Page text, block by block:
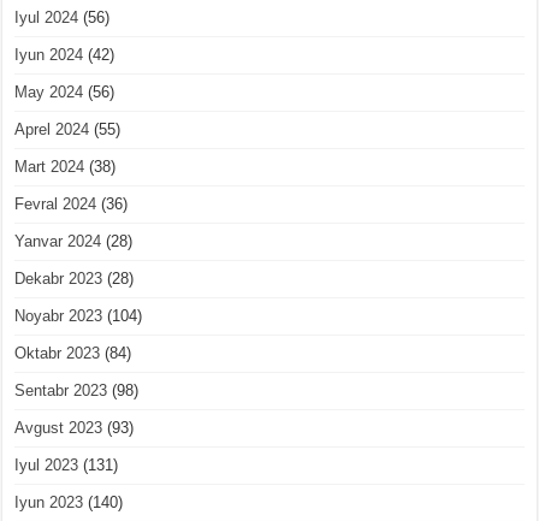
Iyul 2024 (56)
Iyun 2024 (42)
May 2024 (56)
Aprel 2024 (55)
Mart 2024 (38)
Fevral 2024 (36)
Yanvar 2024 (28)
Dekabr 2023 (28)
Noyabr 2023 (104)
Oktabr 2023 (84)
Sentabr 2023 (98)
Avgust 2023 (93)
Iyul 2023 (131)
Iyun 2023 (140)